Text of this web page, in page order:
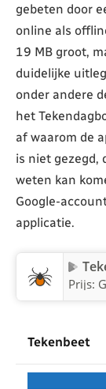
gebeten door
online als
19 MB groot,
duidelijke
onder andere
het
af waarom de
is niet gezegd,
weten kan
Google-
applicatie.
Prijs:
Tekenbeet